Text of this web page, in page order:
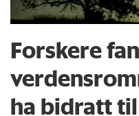
Forskere
ha bidratt